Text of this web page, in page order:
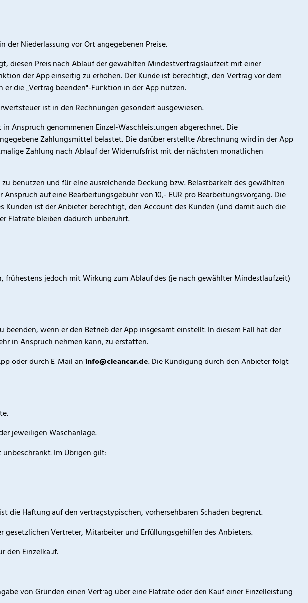
der Niederlassung vor Ort angegebenen Preise.
diesen Preis nach Ablauf der gewählten Mindestvertragslaufzeit mit einer
der App einseitig zu erhöhen. Der Kunde ist berechtigt, den Vertrag vor dem
die „Vertrag beenden"-Funktion in der App nutzen.
ist in den Rechnungen gesondert ausgewiesen.
Anspruch genommenen Einzel-Waschleistungen abgerechnet. Die
Zahlungsmittel belastet. Die darüber erstellte Abrechnung wird in der App
Zahlung nach Ablauf der Widerrufsfrist mit der nächsten monatlichen
benutzen und für eine ausreichende Deckung bzw. Belastbarkeit des gewählten
auf eine Bearbeitungsgebühr von 10,- EUR pro Bearbeitungsvorgang. Die
Kunden ist der Anbieter berechtigt, den Account des Kunden (und damit auch die
Flatrate bleiben dadurch unberührt.
jedoch mit Wirkung zum Ablauf des (je nach gewählter Mindestlaufzeit)
wenn er den Betrieb der App insgesamt einstellt. In diesem Fall hat der
in Anspruch nehmen kann, zu erstatten.
oder durch E-Mail aninfo@cleancar.de. Die Kündigung durch den Anbieter folgt
jeweiligen Waschanlage.
Im Übrigen gilt:
die Haftung auf den vertragstypischen, vorhersehbaren Schaden begrenzt.
Vertreter, Mitarbeiter und Erfüllungsgehilfen des Anbieters.
den Einzelkauf.
von Gründen einen Vertrag über eine Flatrate oder den Kauf einer Einzelleistung